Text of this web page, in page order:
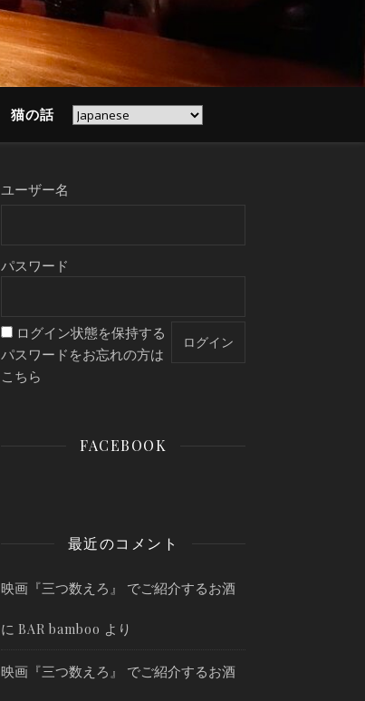
猫の話
ユーザー名
パスワード
ログイン状態を保持する
パスワードをお忘れの方は
こちら
FACEBOOK
最近のコメント
映画『三つ数えろ』 でご紹介するお酒
に BAR bamboo より
映画『三つ数えろ』 でご紹介するお酒